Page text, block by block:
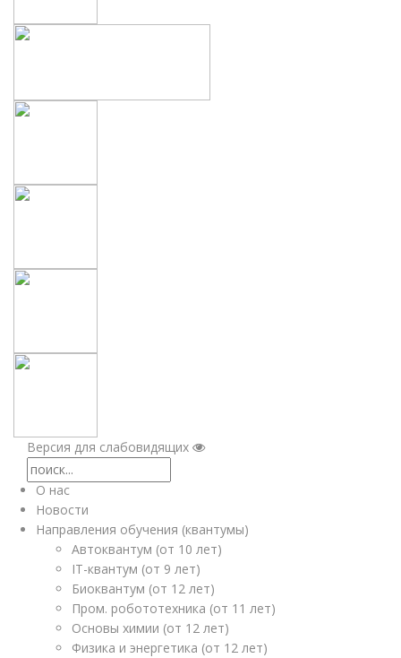
Версия для слабовидящих
О нас
Новости
Направления обучения (квантумы)
Автоквантум (от 10 лет)
IT-квантум (от 9 лет)
Биоквантум (от 12 лет)
Пром. робототехника (от 11 лет)
Основы химии (от 12 лет)
Физика и энергетика (от 12 лет)